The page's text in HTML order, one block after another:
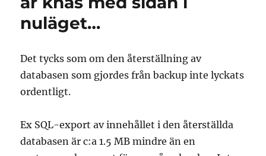
sidan
nuläget…
Det tycks som om den återställning av
databasen som gjordes från backup inte lyckats
ordentligt.
Ex SQL-export av innehållet i den återställda
databasen är c:a 1.5 MB mindre än en